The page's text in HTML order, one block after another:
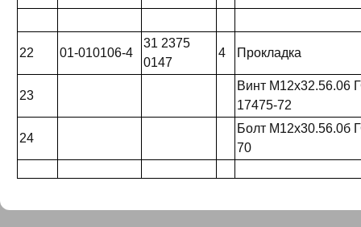
22 01-010106-4
31 2375
0147
4 Прокладка
23
Винт М12х32.56.06
17475-72
24
Болт М12х30.56.0б
70